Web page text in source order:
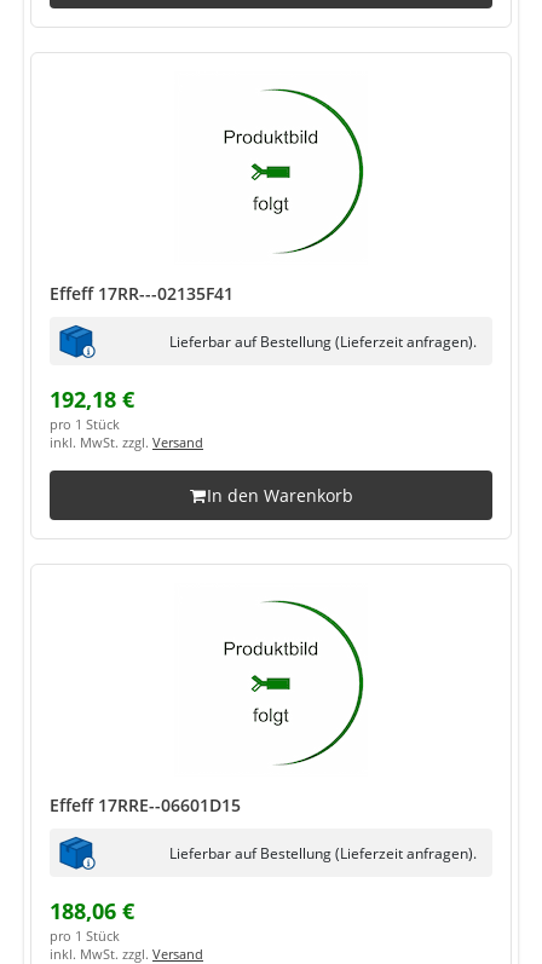
Effeff 17RR---02135F41
Lieferbar auf Bestellung (Lieferzeit anfragen).
192,18 €
pro 1 Stück
inkl. MwSt. zzgl. Versand
In den Warenkorb
Effeff 17RRE--06601D15
Lieferbar auf Bestellung (Lieferzeit anfragen).
188,06 €
pro 1 Stück
inkl. MwSt. zzgl. Versand